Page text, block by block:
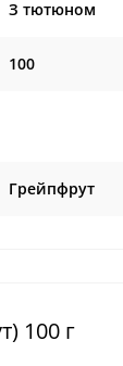
З тютюном
100
Грейпфрут
100 г